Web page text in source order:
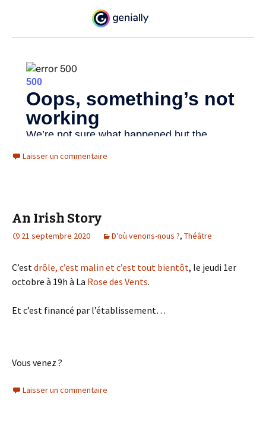
Laisser un commentaire
An Irish Story
21 septembre 2020 D'où venons-nous ?, Théâtre
C’estdrôle, c’est malin et c’est tout bientôt, le jeudi 1er
octobre à 19h à La Rose des Vents.
Et c’est financé par l’établissement…
Vous venez ?
Laisser un commentaire